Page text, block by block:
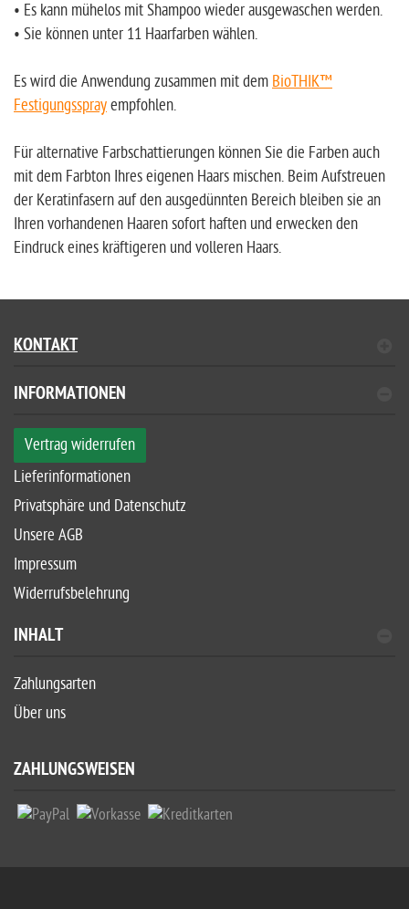
• Es kann mühelos mit Shampoo wieder ausgewaschen werden.
• Sie können unter 11 Haarfarben wählen.
Es wird die Anwendung zusammen mit dem BioTHIK™
Festigungssprayempfohlen.
Für alternative Farbschattierungen können Sie die Farben auch
mit dem Farbton Ihres eigenen Haars mischen. Beim Aufstreuen
der Keratinfasern auf den ausgedünnten Bereich bleiben sie an
Ihren vorhandenen Haaren sofort haften und erwecken den
Eindruck eines kräftigeren und volleren Haars.
KONTAKT
INFORMATIONEN
Vertrag widerrufen
Lieferinformationen
Privatsphäre und Datenschutz
Unsere AGB
Impressum
Widerrufsbelehrung
INHALT
Zahlungsarten
Über uns
ZAHLUNGSWEISEN